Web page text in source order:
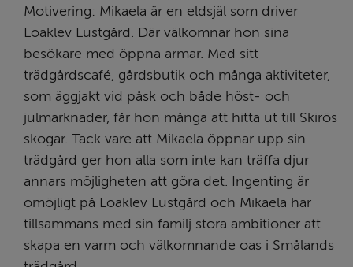
Motivering: Mikaela är en eldsjäl som driver
Loaklev Lustgård. Där välkomnar hon sina
besökare med öppna armar. Med sitt
trädgårdscafé, gårdsbutik och många aktiviteter,
som äggjakt vid påsk och både höst- och
julmarknader, får hon många att hitta ut till Skirös
skogar. Tack vare att Mikaela öppnar upp sin
trädgård ger hon alla som inte kan träffa djur
annars möjligheten att göra det. Ingenting är
omöjligt på Loaklev Lustgård och Mikaela har
tillsammans med sin familj stora ambitioner att
skapa en varm och välkomnande oas i Smålands